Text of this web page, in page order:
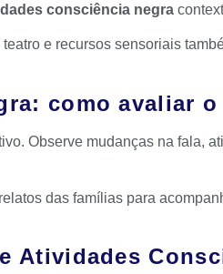
consciência negra
e recursos sensoriais
como avaliar
Observe mudanças na fala,
das famílias para
Atividades